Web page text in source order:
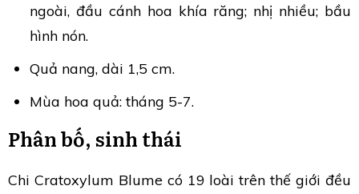
ngoài, đầu cánh hoa khía răng; nhị nhiều; bầu
hình nón.
Quả nang, dài 1,5 cm.
Mùa hoa quả: tháng 5-7.
Phân bố, sinh thái
Chi Cratoxylum Blume có 19 loài trên thế giới đều